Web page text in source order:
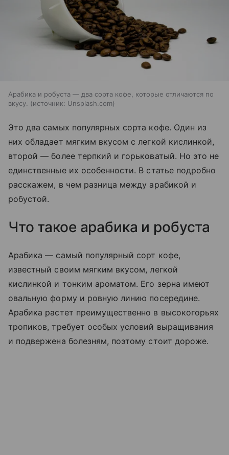
Арабика и робуста — два сорта кофе, которые отличаются по
вкусу.
источник: Unsplash.com
Это два самых популярных сорта кофе. Один из
них обладает мягким вкусом с легкой кислинкой,
второй — более терпкий и горьковатый. Но это не
единственные их особенности. В статье подробно
расскажем, в чем разница между арабикой и
робустой.
Что такое арабика и робуста
Арабика — самый популярный сорт кофе,
известный своим мягким вкусом, легкой
кислинкой и тонким ароматом. Его зерна имеют
овальную форму и ровную линию посередине.
Арабика растет преимущественно в высокогорьях
тропиков, требует особых условий выращивания
и подвержена болезням, поэтому стоит дороже.